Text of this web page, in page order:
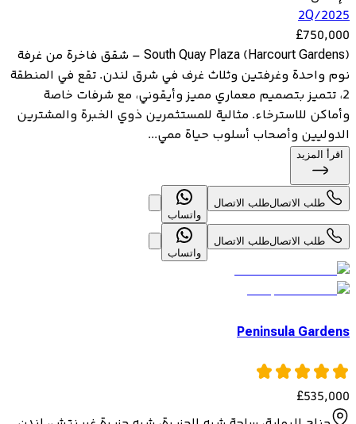
2Q/2025
£750,000
South Quay Plaza (Harcourt Gardens) – شقق فاخرة من غرفة
نوم واحدة وغرفتين وثلاث غرف في شرق لندن. تقع في المنطقة
2، تتميز بتصميم معماري مميز وأيقوني، مع شرفات خاصة
وأماكن للاسترخاء. مثالية للمستثمرين ذوي الخبرة والمشترين
الدوليين وأصحاب أسلوب حياة ممي...
اقرأ المزيد
طلب الاتصالطلب الاتصال
واتساب
طلب الاتصالطلب الاتصال
واتساب
Peninsula Gardens
£535,000